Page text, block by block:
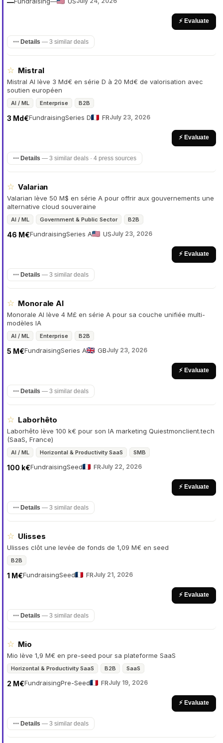
⚡ Evaluate
⋯ Details — 3 similar deals
☆ Mistral
Mistral AI lève 3 Md€ en série D à 20 Md€ de valorisation avec
soutien européen
AI / ML Enterprise B2B
Fundraising
3 Md€ Series D FRJuly 23, 2026
⚡ Evaluate
⋯ Details — 3 similar deals · 4 press sources
☆ Valarian
Valarian lève 50 M$ en série A pour offrir aux gouvernements une
alternative cloud souveraine
AI / ML Government & Public Sector B2B
Fundraising
46 M€ Series A USJuly 23, 2026
⚡ Evaluate
⋯ Details — 3 similar deals
☆ Monorale AI
Monorale AI lève 4 M£ en série A pour sa couche unifiée multi-
modèles IA
AI / ML Enterprise B2B
Fundraising
5 M€ Series A GBJuly 23, 2026
⚡ Evaluate
⋯ Details — 3 similar deals
☆ Laborhêto
Laborhêto lève 100 k€ pour son IA marketing Quiestmonclient.tech
(SaaS, France)
AI / ML Horizontal & Productivity SaaS SMB
Fundraising
100 k€ Seed FRJuly 22, 2026
⚡ Evaluate
⋯ Details — 3 similar deals
☆ Ulisses
Ulisses clôt une levée de fonds de 1,09 M€ en seed
B2B
Fundraising
1 M€ Seed FRJuly 21, 2026
⚡ Evaluate
⋯ Details — 3 similar deals
☆ Mio
Mio lève 1,9 M€ en pre-seed pour sa plateforme SaaS
Horizontal & Productivity SaaS B2B SaaS
Fundraising
2 M€ Pre-Seed FRJuly 19, 2026
⚡ Evaluate
⋯ Details — 3 similar deals